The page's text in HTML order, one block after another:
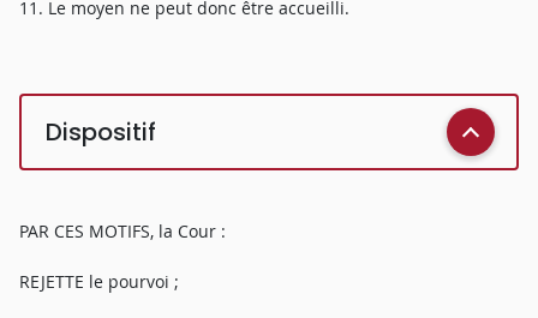
11. Le moyen ne peut donc être accueilli.
Dispositif
PAR CES MOTIFS, la Cour :
REJETTE le pourvoi ;